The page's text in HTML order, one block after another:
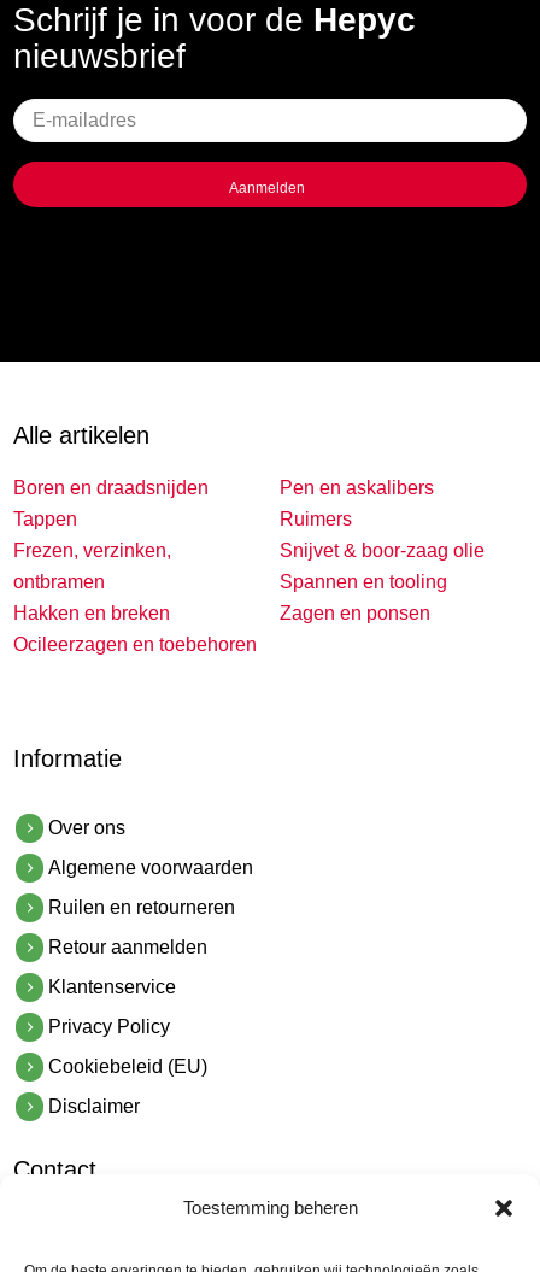
Toestemming beheren
Schrijf je in voor de Hepyc
nieuwsbrief
Geen
titel
Alle artikelen
Boren en draadsnijden
Tappen
Frezen, verzinken,
ontbramen
Hakken en breken
Ocileerzagen en toebehoren
Pen en askalibers
Ruimers
Snijvet & boor-zaag olie
Spannen en tooling
Zagen en ponsen
Informatie
Over ons
Algemene voorwaarden
Ruilen en retourneren
Retour aanmelden
Klantenservice
Privacy Policy
Cookiebeleid (EU)
Disclaimer
Contact